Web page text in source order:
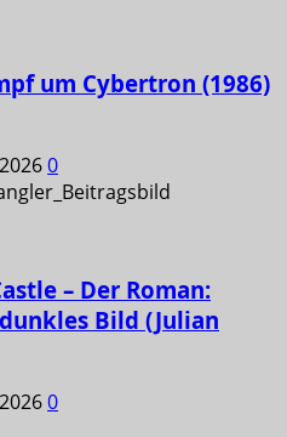
um Cybertron (1986)
0
– Der Roman:
Bild (Julian
0